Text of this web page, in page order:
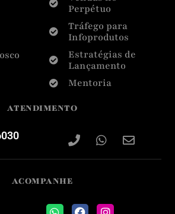
Perpétuo
Tráfego para
Infoprodutos
Estratégias de
Lançamento
Mentoria
ATENDIMENTO
ACOMPANHE